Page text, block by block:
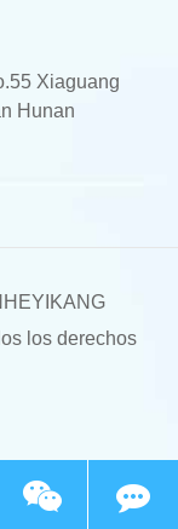
Xiaguang
Hunan
los derechos